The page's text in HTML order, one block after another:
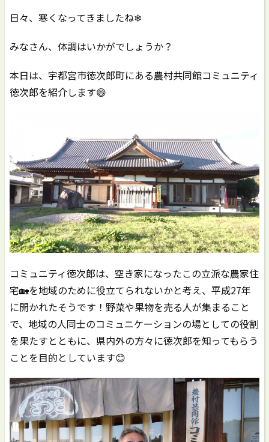
日々、寒くなってきましたね❄
みなさん、体調はいかがでしょうか？
本日は、宇都宮市徳次郎町にある農村共同館コミュニティ
徳次郎を紹介します😄
コミュニティ徳次郎は、空き家になったこの立派な農家住
宅🏡を地域のために役立てられないかと考え、平成27年
に開かれたそうです！野菜や果物を売る人が集まること
で、地域の人同士のコミュニケーションの場としての役割
を果たすとともに、県内外の方々に徳次郎を知ってもらう
ことを目的としています😊